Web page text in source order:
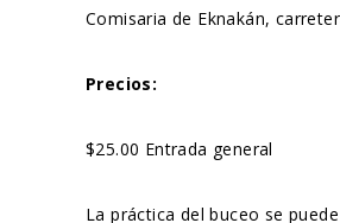
Comisaria de Eknakán,
Precios:
$25.00 Entrada general
La práctica del buceo se